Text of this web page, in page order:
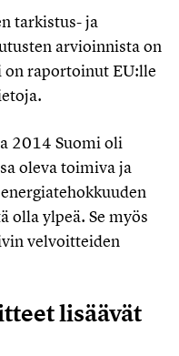
tarkistus- ja
arvioinnista on
raportoinut EU:lle
2014 Suomi oli
oleva toimiva ja
olla ylpeä. Se myös
velvoitteiden
lisäävät